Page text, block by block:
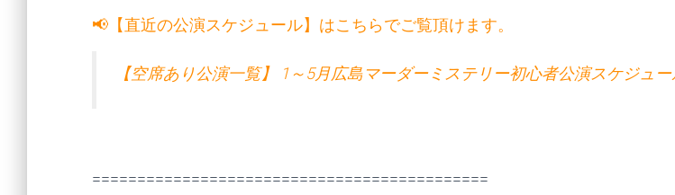
📢【直近の公演スケジュール】はこちらでご覧頂けます。
【空席あり公演一覧】 1～5月広島マーダーミステリー初心者公演スケジュー
============================================